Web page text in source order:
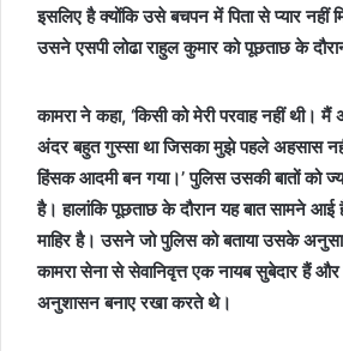
इसलिए है क्योंकि उसे बचपन में पिता से प्यार नहीं
उसने एसपी लोढा राहुल कुमार को पूछताछ के
कामरा ने कहा, ‘किसी को मेरी परवाह नहीं थी।
अंदर बहुत गुस्सा था जिसका मुझे पहले अहसास
हिंसक आदमी बन गया।’ पुलिस उसकी बातों को
है। हालांकि पूछताछ के दौरान यह बात सामने
माहिर है। उसने जो पुलिस को बताया उसके
कामरा सेना से सेवानिवृत्त एक नायब सुबेदार हैं
अनुशासन बनाए रखा करते थे।